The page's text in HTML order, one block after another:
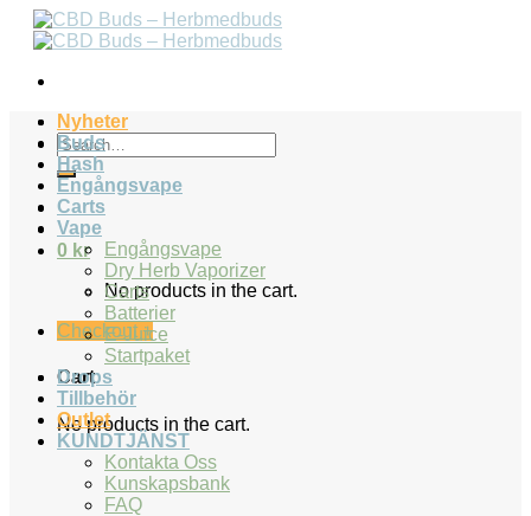
Skip
Search
for:
0 kr
No products in the cart.
Checkout +
Cart
No products in the cart.
Nyheter
Buds
Hash
Engångsvape
Carts
Vape
Engångsvape
Dry Herb Vaporizer
Carts
Batterier
E-Juice
Startpaket
Drops
Tillbehör
Outlet
KUNDTJÄNST
Kontakta Oss
Kunskapsbank
FAQ